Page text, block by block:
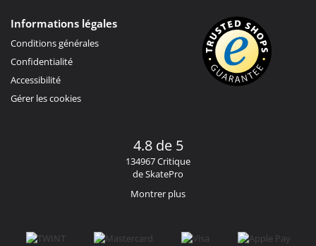
Informations légales
Conditions générales
Confidentialité
Accessibilité
Gérer les cookies
4.8 de 5
134967 Critique
de SkatePro
Montrer plus